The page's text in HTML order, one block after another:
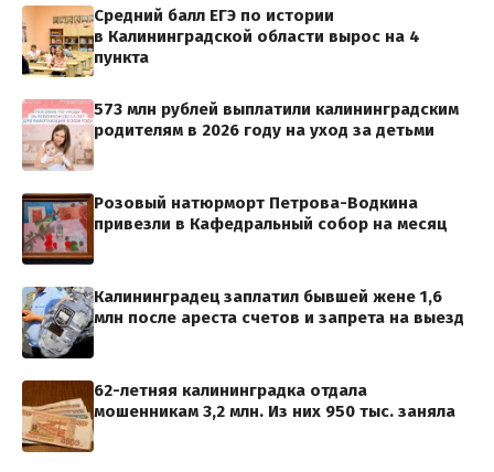
Средний балл ЕГЭ по истории
в Калининградской области вырос на 4
пункта
573 млн рублей выплатили калининградским
родителям в 2026 году на уход за детьми
Розовый натюрморт Петрова-Водкина
привезли в Кафедральный собор на месяц
Калининградец заплатил бывшей жене 1,6
млн после ареста счетов и запрета на выезд
62-летняя калининградка отдала
мошенникам 3,2 млн. Из них 950 тыс. заняла